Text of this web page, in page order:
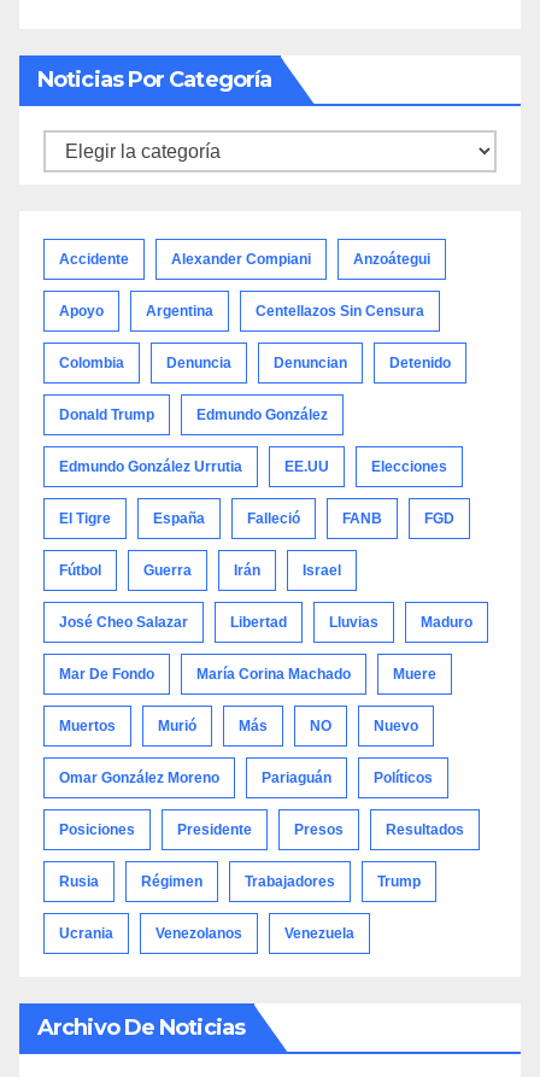
Noticias Por Categoría
Noticias
Accidente Alexander Compiani Anzoátegui
Apoyo Argentina Centellazos Sin Censura
Colombia Denuncia Denuncian Detenido
Donald Trump Edmundo González
Edmundo González Urrutia EE.UU Elecciones
El Tigre España Falleció FANB FGD
Fútbol Guerra Irán Israel
José Cheo Salazar Libertad Lluvias Maduro
Mar De Fondo María Corina Machado Muere
Muertos Murió Más NO Nuevo
Omar González Moreno Pariaguán Políticos
Posiciones Presidente Presos Resultados
Rusia Régimen Trabajadores Trump
Ucrania Venezolanos Venezuela
Archivo De Noticias